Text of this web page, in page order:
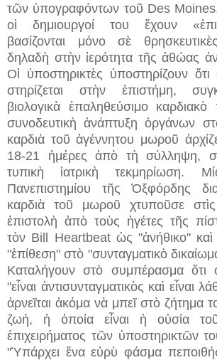
τῶν ὑπογραφόντων τοῦ Des Moines,
οἱ δημιουργοί του ἔχουν
βασίζονται μόνο σὲ
δηλαδὴ στὴν ἱερότητα τῆς ἀθώας
Οἱ ὑποστηρικτὲς ὑποστηρίζουν
στηρίζεται στὴν ἐπιστήμη,
βιολογικὰ ἐπαληθεύσιμο
συνοδευτικὴ ἀνάπτυξη ὀργάνων
καρδιὰ τοῦ ἀγέννητου μωροῦ
18-21 ἡμέρες ἀπὸ τὴ σύλληψη,
τυπικὴ ἰατρικὴ τεκμηρίωση.
Πανεπιστημίου τῆς Ὀξφόρδης
καρδιὰ τοῦ μωροῦ χτυποῦσε
ἐπιστολὴ ἀπὸ τοὺς ἡγέτες τῆς
τὸν Bill Heartbeat ὡς "ἀνήθικο" καὶ
"ἐπίθεση" στὸ "συνταγματικὸ
Καταλήγουν στὸ συμπέρασμα
"εἶναι ἀντισυνταγματικὸς καὶ εἶναι
ἀρνεῖται ἀκόμα νὰ μπεῖ στὸ ζήτημα
ζωή, ἡ ὁποία εἶναι ἡ οὐσία τοῦ
ἐπιχειρήματος τῶν ὑποστηρικτῶν
"Ὑπάρχει ἕνα εὐρὺ φάσμα